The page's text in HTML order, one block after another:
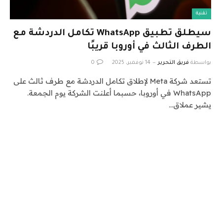
تقنية
سيطلق تطبيق WhatsApp تكامل الدردشة مع
الطرف الثالث في أوروبا قريبًا
بواسطة فريق التحرير 14 نوفمبر، 2025 0
تستعد شركة Meta لإطلاق تكامل الدردشة مع طرف ثالث على
WhatsApp في أوروبا، حسبما أعلنت الشركة يوم الجمعة.
يشير عملاق…